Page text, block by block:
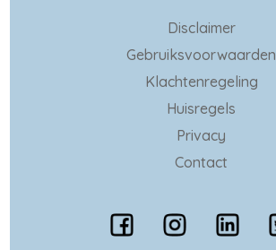
Disclaimer
Gebruiksvoorwaarden
Klachtenregeling
Huisregels
Privacy
Contact